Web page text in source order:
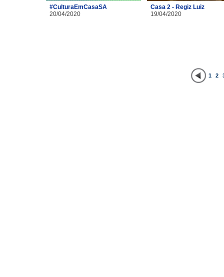
#CulturaEmCasaSA
20/04/2020
Casa 2 - Regiz Luiz
19/04/2020
1 2